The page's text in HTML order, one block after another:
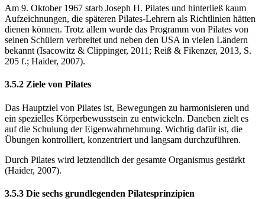
Am 9. Oktober 1967 starb Joseph H. Pilates und hinterließ kaum
Aufzeichnungen, die späteren Pilates-Lehrern als Richtlinien hätten
dienen können. Trotz allem wurde das Programm von Pilates von
seinen Schülern verbreitet und neben den USA in vielen Ländern
bekannt (Isacowitz & Clippinger, 2011; Reiß & Fikenzer, 2013, S.
205 f.; Haider, 2007).
3.5.2 Ziele von Pilates
Das Hauptziel von Pilates ist, Bewegungen zu harmonisieren und
ein spezielles Körperbewusstsein zu entwickeln. Daneben zielt es
auf die Schulung der Eigenwahrnehmung. Wichtig dafür ist, die
Übungen kontrolliert, konzentriert und langsam durchzuführen.
Durch Pilates wird letztendlich der gesamte Organismus gestärkt
(Haider, 2007).
3.5.3 Die sechs grundlegenden Pilatesprinzipien